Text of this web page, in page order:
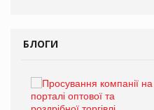
БЛОГИ